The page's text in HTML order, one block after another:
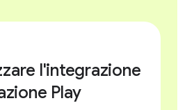
l'integrazione
Play